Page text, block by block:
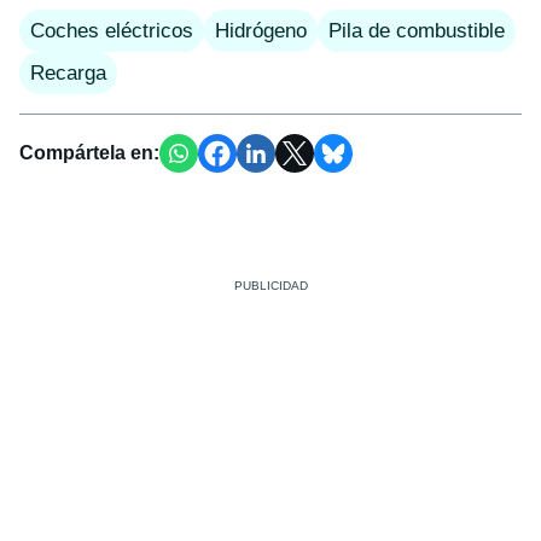
Coches eléctricos Hidrógeno
Pila de combustible
Recarga
Compártela en: